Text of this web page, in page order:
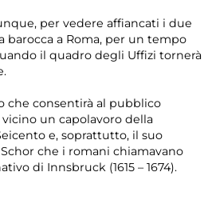
per vedere affiancati i due
barocca a Roma, per un tempo
il quadro degli Uffizi tornerà
che consentirà al pubblico
un capolavoro della
e, soprattutto, il suo
che i romani chiamavano
di Innsbruck (1615 – 1674).